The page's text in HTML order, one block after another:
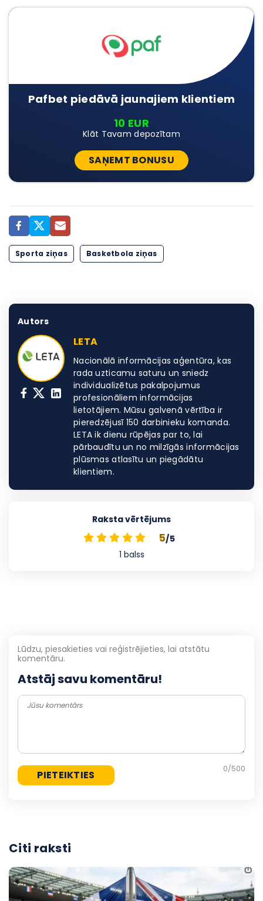
Pafbet piedāvā jaunajiem klientiem
10 EUR
Klāt Tavam depozītam
SAŅEMT BONUSU
Sporta ziņas Basketbola ziņas
Autors
LETA
Nacionālā informācijas aģentūra, kas
rada uzticamu saturu un sniedz
individualizētus pakalpojumus
profesionāliem informācijas
lietotājiem. Mūsu galvenā vērtība ir
pieredzējusī 150 darbinieku komanda.
LETA ik dienu rūpējas par to, lai
pārbaudītu un no milzīgās informācijas
plūsmas atlasītu un piegādātu
klientiem.
Raksta vērtējums
5/5
1 balss
Atstāj savu komentāru!
Lūdzu, piesakieties vai reģistrējieties, lai atstātu
komentāru.
0/500
Citi raksti